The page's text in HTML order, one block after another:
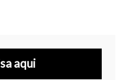
aqui